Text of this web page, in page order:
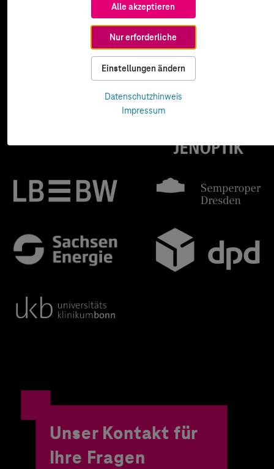
Alle akzeptieren
Nur erforderliche
Einstellungen ändern
Datenschutzhinweis
Impressum
Unser Kontakt für
Ihre Fragen